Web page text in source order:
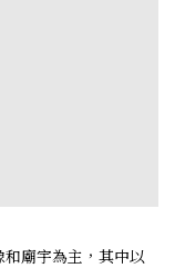
廟宇為主，其中以